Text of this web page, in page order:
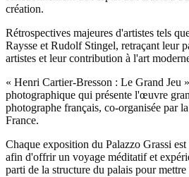
création.
Rétrospectives majeures d'artistes tels
Raysse et Rudolf Stingel, retraçant leur
artistes et leur contribution à l'art
« Henri Cartier-Bresson : Le Grand Jeu
photographique qui présente l'œuvre
photographe français, co-organisée par
France.
Chaque exposition du Palazzo Grassi
afin d'offrir un voyage méditatif et
parti de la structure du palais pour